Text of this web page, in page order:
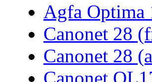
Agfa Optima
Canonet 28
Canonet 28
Canonet